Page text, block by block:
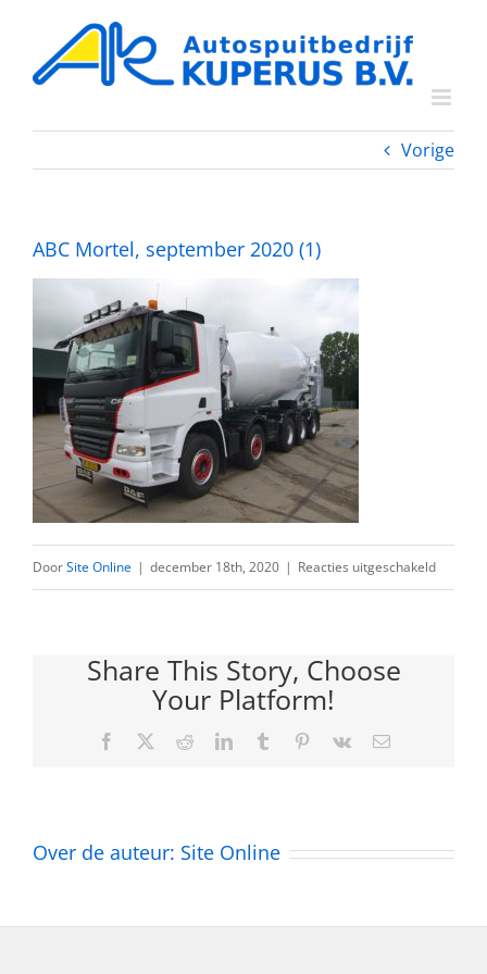
inhoud
Vorige
ABC Mortel, september 2020 (1)
DoorSite Online | december 18th, 2020 | Reacties uitgeschakeldvoor
Share This Story, Choose
Your Platform!
Facebook
TwitterRedditLinkedInTumblr Pinterest
Vk
E-
Over de auteur: Site Online